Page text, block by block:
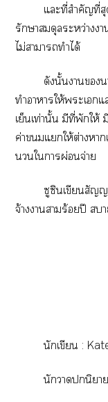
แะที่สำคัญที่สุ
รักษาสมดุลระหว่าง
ไม่าาทำได้
ดังนั้นา
ทำาาให้ะเแ
เย็นเท่านั้น มีที่พักให้
ค่าแให้ต่างา
นวนใาผ่อนจ่าย
ซูซินเขียนสัญญ
จ้างาาร้อยปี 
นักเขียน :
นักานิย